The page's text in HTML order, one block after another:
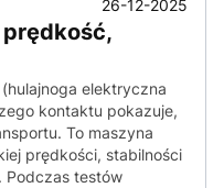
26-12-2025
prędkość,
elektryczna
kontaktu pokazuje,
To maszyna
prędkości, stabilności
Podczas testów